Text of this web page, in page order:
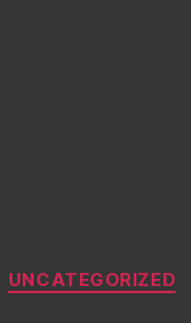
Categories
UNCATEGORIZED